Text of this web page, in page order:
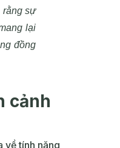
rằng sự
lại
đồng
cảnh
về tính năng